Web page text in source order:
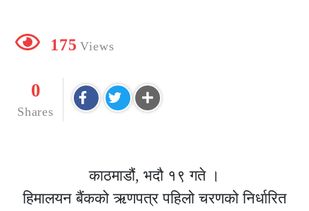
175 Views
0
Shares
काठमाडौं, भदौ १९ गते ।
हिमालयन बैंकको ऋणपत्र पहिलो चरणको निर्धारित